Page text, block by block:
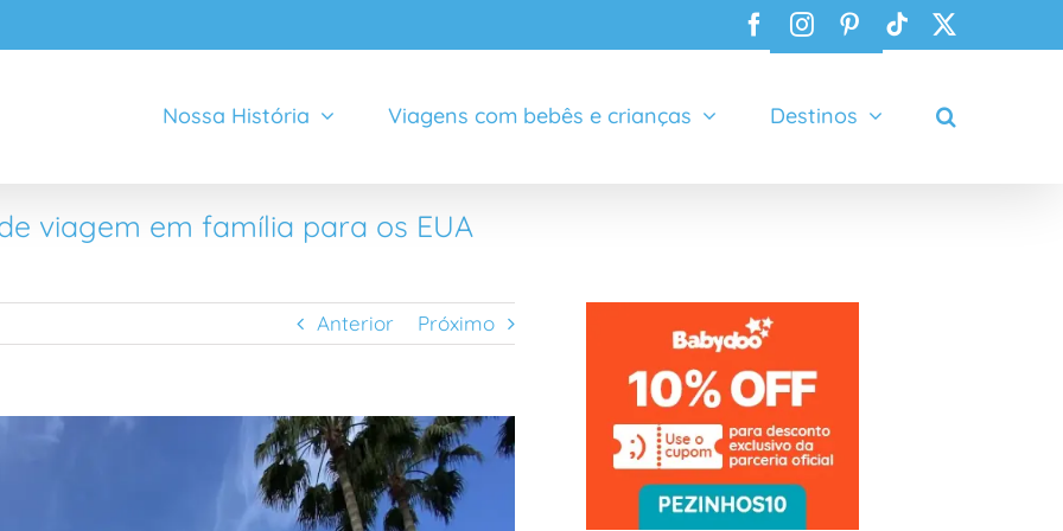
Facebook
InstagramPinterest
Tiktok
Nossa História Viagens com bebês e crianças Destinos
viagem em família para os EUA
Anterior Próximo